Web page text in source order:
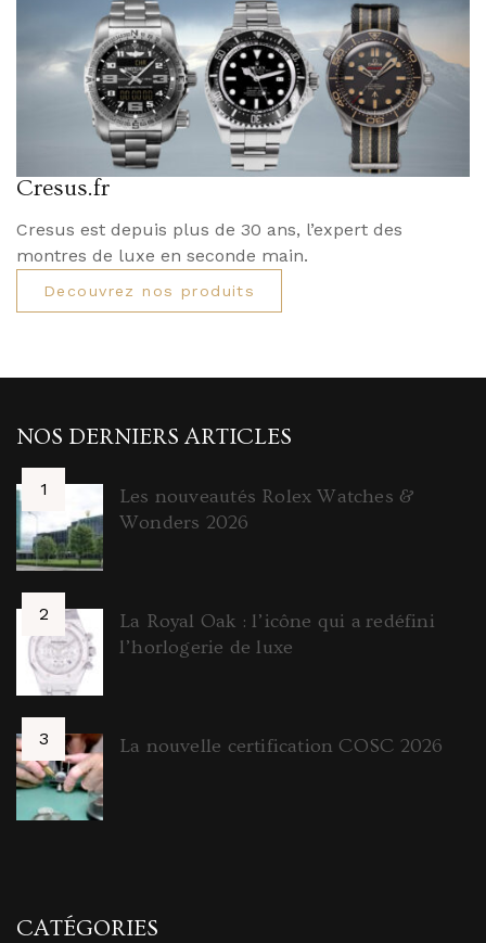
Cresus.fr
Cresus est depuis plus de 30 ans, l’expert des
montres de luxe en seconde main.
Decouvrez nos produits
NOS DERNIERS ARTICLES
Les nouveautés Rolex Watches &
Wonders 2026
La Royal Oak : l’icône qui a redéfini
l’horlogerie de luxe
La nouvelle certification COSC 2026
CATÉGORIES